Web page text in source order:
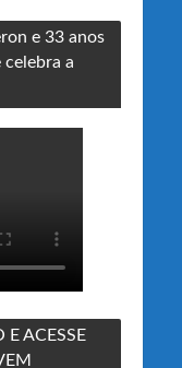
e 33 anos
celebra a
ACESSE